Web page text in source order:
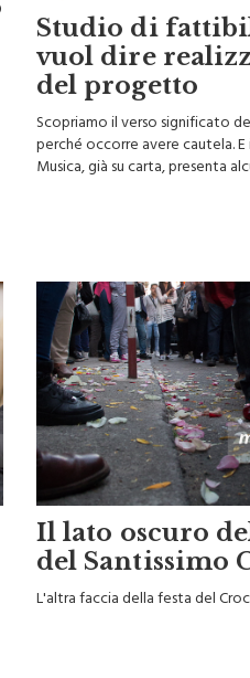
Studio di
vuol dire
del progetto
Scopriamo il verso significato
perché occorre avere cautela.
Musica, già su carta, presenta
Il lato oscuro
del Santissimo
L'altra faccia della festa del